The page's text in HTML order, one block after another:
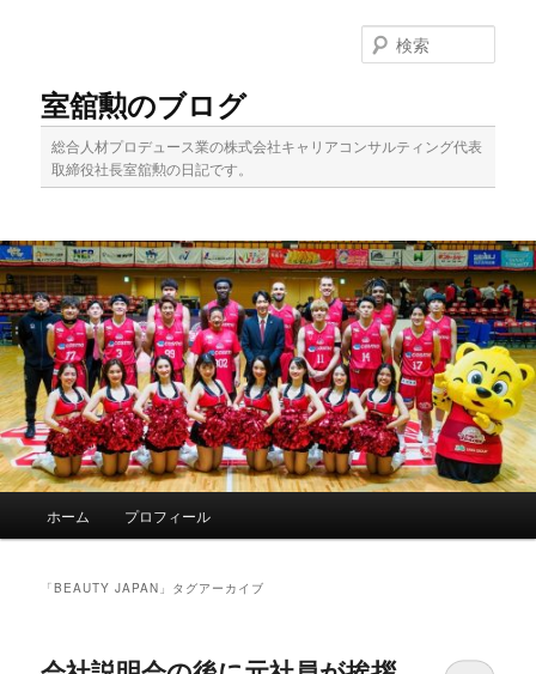
移
動
動
室舘勲のブログ
総合人材プロデュース業の株式会社キャリアコンサルティング代表
取締役社長室舘勲の日記です。
索
ホーム プロフィール
「BEAUTY JAPAN 」タグアーカイブ